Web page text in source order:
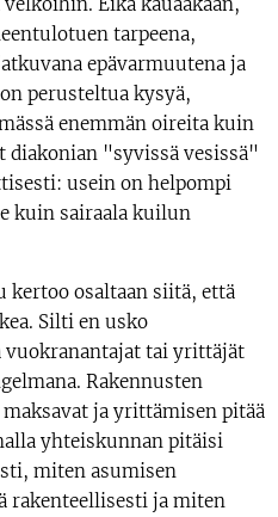
tarpeena,
epävarmuutena ja
perusteltua kysyä,
enemmän oireita kuin
diakonian "syvissä vesissä"
usein on helpompi
kuin sairaala kuilun
kertoo osaltaan siitä, että
Silti en usko
vuokranantajat tai yrittäjät
Rakennusten
ja yrittämisen pitää
yhteiskunnan pitäisi
miten asumisen
rakenteellisesti ja miten